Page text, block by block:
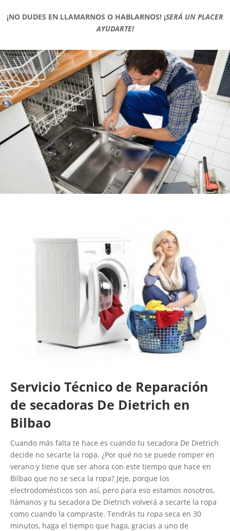
¡NO DUDES EN LLAMARNOS O HABLARNOS! ¡SERÁ UN PLACER
AYUDARTE!
Servicio Técnico de Reparación
de secadoras De Dietrich en
Bilbao
Cuando más falta te hace es cuando tu secadora De Dietrich
decide no secarte la ropa. ¿Por qué no se puede romper en
verano y tiene que ser ahora con este tiempo que hace en
Bilbao que no se seca la ropa? Jeje, porque los
electrodomésticos son así, pero para eso estamos nosotros,
llámanos y tu secadora De Dietrich volverá a secarte la ropa
como cuando la compraste. Tendrás tu ropa seca en 30
minutos, haga el tiempo que haga, gracias a uno de